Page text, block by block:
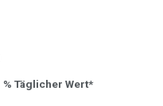
% Täglicher Wert*